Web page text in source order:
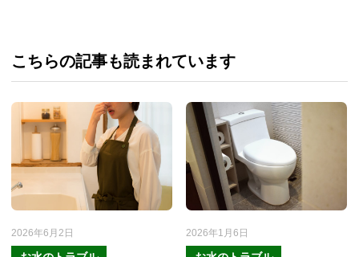
こちらの記事も読まれています
2026年6月2日 2026年1月6日